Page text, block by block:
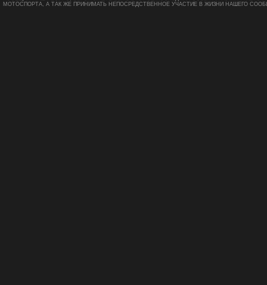
МОТОСПОРТА, А ТАК ЖЕ ПРИНИМАТЬ НЕПОСРЕДСТВЕННОЕ УЧАСТИЕ В ЖИЗНИ НАШЕГО